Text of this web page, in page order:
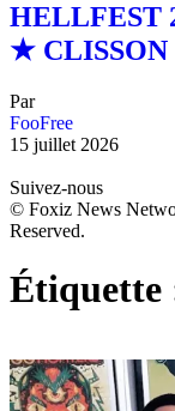
HELLFEST
★ CLISSON
Par
FooFree
15 juillet 2026
Suivez-nous
© Foxiz News
Reserved.
Étiquette